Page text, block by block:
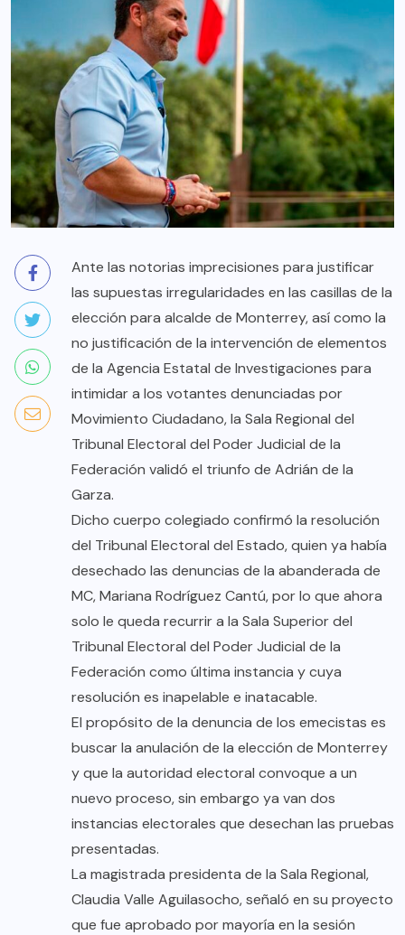
Ante las notorias imprecisiones para justificar
las supuestas irregularidades en las casillas de la
elección para alcalde de Monterrey, así como la
no justificación de la intervención de elementos
de la Agencia Estatal de Investigaciones para
intimidar a los votantes denunciadas por
Movimiento Ciudadano, la Sala Regional del
Tribunal Electoral del Poder Judicial de la
Federación validó el triunfo de Adrián de la
Garza.
Dicho cuerpo colegiado confirmó la resolución
del Tribunal Electoral del Estado, quien ya había
desechado las denuncias de la abanderada de
MC, Mariana Rodríguez Cantú, por lo que ahora
solo le queda recurrir a la Sala Superior del
Tribunal Electoral del Poder Judicial de la
Federación como última instancia y cuya
resolución es inapelable e inatacable.
El propósito de la denuncia de los emecistas es
buscar la anulación de la elección de Monterrey
y que la autoridad electoral convoque a un
nuevo proceso, sin embargo ya van dos
instancias electorales que desechan las pruebas
presentadas.
La magistrada presidenta de la Sala Regional,
Claudia Valle Aguilasocho, señaló en su proyecto
que fue aprobado por mayoría en la sesión